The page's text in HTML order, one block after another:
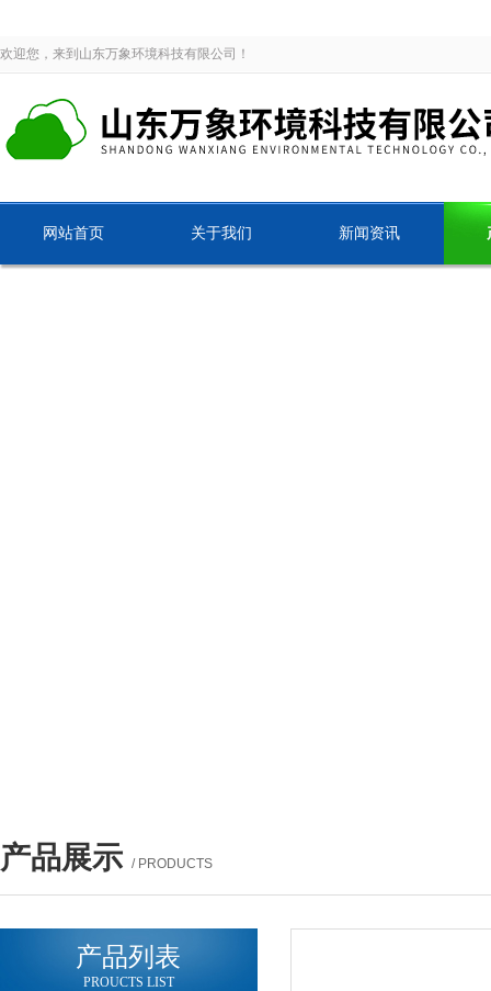
欢迎您，来到山东万象环境科技有限公司！
网站首页 关于我们 新闻资讯
产品展示 / PRODUCTS
产品列表
PROUCTS LIST